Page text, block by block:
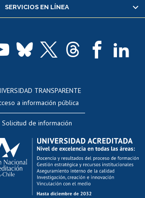
de arancel y crédito alumnos
Docentes
Evaluación docente
Calificación académica
Postulación al AUCAI
Funcionarias/os
internos de capacitación
SERVICIOS EN LÍNEA
TRANSPARENTE
a información pública
Solicitud de información